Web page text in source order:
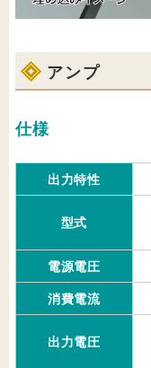
アンプ
仕様
出力特性
型式
電源電圧
消費電流
出力電圧